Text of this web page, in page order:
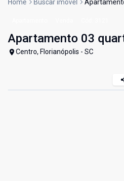
Home Buscar imóvel
Apartamento 03
Centro, Florianópolis - SC